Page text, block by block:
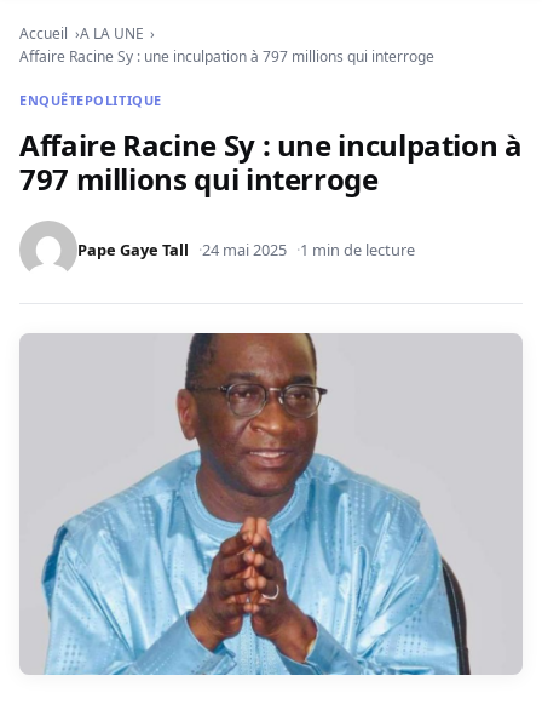
Accueil
A LA UNE
Affaire Racine Sy : une inculpation à 797 millions qui interroge
ENQUÊTEPOLITIQUE
Affaire Racine Sy : une inculpation à
797 millions qui interroge
Pape Gaye Tall 24 mai 2025 1 min de lecture